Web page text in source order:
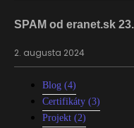
SPAM od eranet.sk
2. augusta 2024
Blog (4)
Certifikáty (3)
Projekt (2)